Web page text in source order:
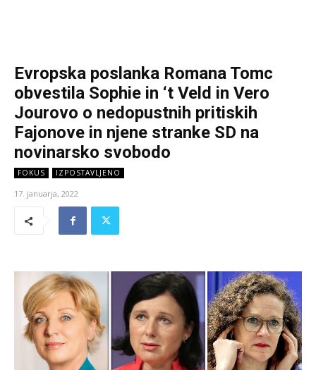
Evropska poslanka Romana Tomc
obvestila Sophie in ‘t Veld in Vero
Jourovo o nedopustnih pritiskih
Fajonove in njene stranke SD na
novinarsko svobodo
FOKUS IZPOSTAVLJENO
17. januarja, 2022